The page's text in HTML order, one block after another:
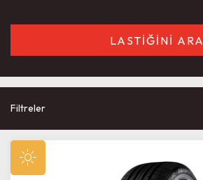
LASTİĞİNİ ARA
Filtreler